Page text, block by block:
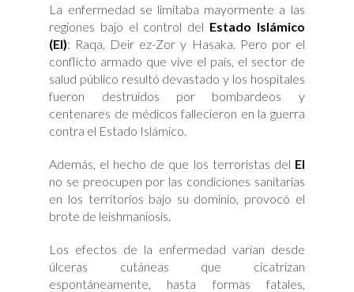
La enfermedad se limitaba mayormente a las
regiones bajo el control del Estado Islámico
(EI): Raqa, Deir ez-Zor y Hasaka. Pero por el
conflicto armado que vive el país, el sector de
salud público resultó devastado y los hospitales
fueron destruidos por bombardeos y
centenares de médicos fallecieron en la guerra
contra el Estado Islámico.
Además, el hecho de que los terroristas del EI
no se preocupen por las condiciones sanitarias
en los territorios bajo su dominio, provocó el
brote de leishmaniosis.
Los efectos de la enfermedad varían desde
úlceras cutáneas que cicatrizan
espontáneamente, hasta formas fatales,